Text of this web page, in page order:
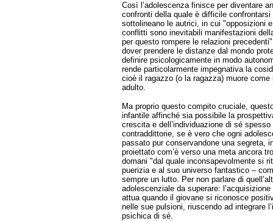
Così l’adolescenza finisce per diventare
confronti della quale è difficile confrontarsi
sottolineano le autrici, in cui "opposizioni
conflitti sono inevitabili manifestazioni
per questo rompere le relazioni
dover prendere le distanze dal mondo
definire psicologicamente in modo
rende particolarmente impegnativa la
cioè il ragazzo (o la ragazza) muore
adulto.
Ma proprio questo compito cruciale,
infantile affinché sia possibile la
crescita e dell’individuazione di sé
contraddittorie, se è vero che ogni
passato pur conservandone una segreta,
proiettato com’è verso una meta ancora
domani "dal quale inconsapevolmente si
puerizia e al suo universo fantastico –
sempre un lutto. Per non parlare di
adolescenziale da superare:
attua quando il giovane si riconosce
nelle sue pulsioni, riuscendo ad integrare
psichica di sé.